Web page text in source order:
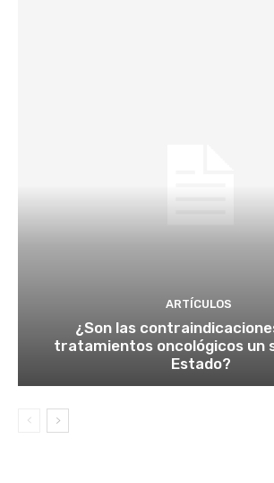
ARTÍCULOS
¿Son las
tratamientos oncológicos un
Estado?